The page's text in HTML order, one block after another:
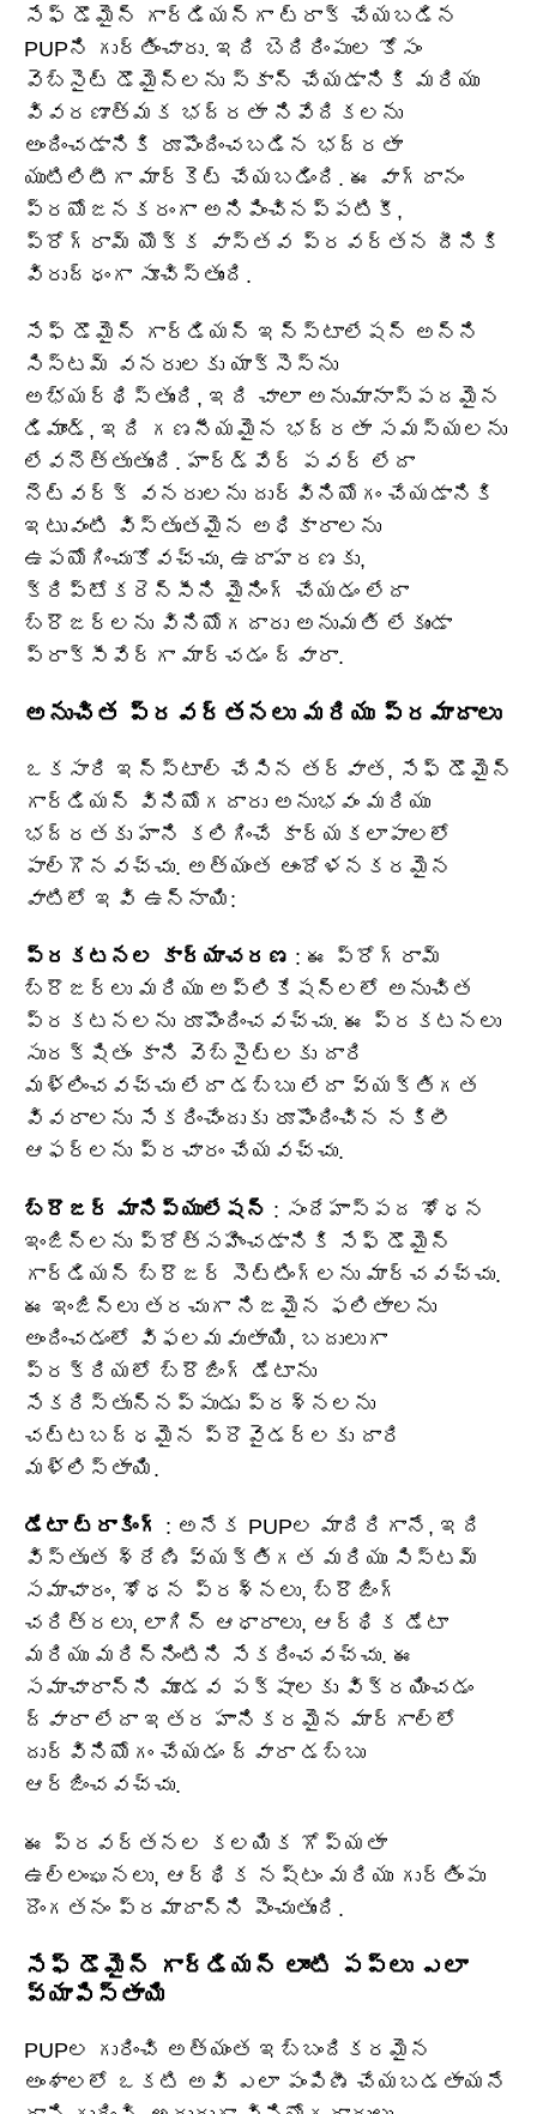
సేఫ్ డొమైన్ గార్డియన్‌గా ట్రాక్ చేయబడిన
PUPని గుర్తించారు. ఇది బెదిరింపుల కోసం
వెబ్‌సైట్ డొమైన్‌లను స్కాన్ చేయడానికి మరియు
వివరణాత్మక భద్రతా నివేదికలను
అందించడానికి రూపొందించబడిన భద్రతా
యుటిలిటీగా మార్కెట్ చేయబడింది. ఈ వాగ్దానం
ప్రయోజనకరంగా అనిపించినప్పటికీ,
ప్రోగ్రామ్ యొక్క వాస్తవ ప్రవర్తన దీనికి
విరుద్ధంగా సూచిస్తుంది.
సేఫ్ డొమైన్ గార్డియన్ ఇన్‌స్టాలేషన్ అన్ని
సిస్టమ్ వనరులకు యాక్సెస్‌ను
అభ్యర్థిస్తుంది, ఇది చాలా అనుమానాస్పదమైన
డిమాండ్, ఇది గణనీయమైన భద్రతా సమస్యలను
లేవనెత్తుతుంది. హార్డ్‌వేర్ పవర్ లేదా
నెట్‌వర్క్ వనరులను దుర్వినియోగం చేయడానికి
ఇటువంటి విస్తృతమైన అధికారాలను
ఉపయోగించుకోవచ్చు, ఉదాహరణకు,
క్రిప్టోకరెన్సీని మైనింగ్ చేయడం లేదా
బ్రౌజర్‌లను వినియోగదారు అనుమతి లేకుండా
ప్రాక్సీవేర్‌గా మార్చడం ద్వారా.
అనుచిత ప్రవర్తనలు మరియు ప్రమాదాలు
ఒకసారి ఇన్‌స్టాల్ చేసిన తర్వాత, సేఫ్ డొమైన్
గార్డియన్ వినియోగదారు అనుభవం మరియు
భద్రతకు హాని కలిగించే కార్యకలాపాలలో
పాల్గొనవచ్చు. అత్యంత ఆందోళనకరమైన
వాటిలో ఇవి ఉన్నాయి:
ప్రకటనల కార్యాచరణ : ఈ ప్రోగ్రామ్
బ్రౌజర్‌లు మరియు అప్లికేషన్‌లలో అనుచిత
ప్రకటనలను రూపొందించవచ్చు. ఈ ప్రకటనలు
సురక్షితం కాని వెబ్‌సైట్‌లకు దారి
మళ్లించవచ్చు లేదా డబ్బు లేదా వ్యక్తిగత
వివరాలను సేకరించేందుకు రూపొందించిన నకిలీ
ఆఫర్‌లను ప్రచారం చేయవచ్చు.
బ్రౌజర్ మానిప్యులేషన్ : సందేహాస్పద శోధన
ఇంజిన్‌లను ప్రోత్సహించడానికి సేఫ్ డొమైన్
గార్డియన్ బ్రౌజర్ సెట్టింగ్‌లను మార్చవచ్చు.
ఈ ఇంజిన్‌లు తరచుగా నిజమైన ఫలితాలను
అందించడంలో విఫలమవుతాయి, బదులుగా
ప్రక్రియలో బ్రౌజింగ్ డేటాను
సేకరిస్తున్నప్పుడు ప్రశ్నలను
చట్టబద్ధమైన ప్రొవైడర్‌లకు దారి
మళ్లిస్తాయి.
డేటా ట్రాకింగ్
: అనేక PUPల మాదిరిగానే, ఇది
విస్తృత శ్రేణి వ్యక్తిగత మరియు సిస్టమ్
సమాచారం, శోధన ప్రశ్నలు, బ్రౌజింగ్
చరిత్రలు, లాగిన్ ఆధారాలు, ఆర్థిక డేటా
మరియు మరిన్నింటిని సేకరించవచ్చు. ఈ
సమాచారాన్ని మూడవ పక్షాలకు విక్రయించడం
ద్వారా లేదా ఇతర హానికరమైన మార్గాల్లో
దుర్వినియోగం చేయడం ద్వారా డబ్బు
ఆర్జించవచ్చు.
ఈ ప్రవర్తనల కలయిక గోప్యతా
ఉల్లంఘనలు, ఆర్థిక నష్టం మరియు గుర్తింపు
దొంగతనం ప్రమాదాన్ని పెంచుతుంది.
సేఫ్ డొమైన్ గార్డియన్ లాంటి పప్‌లు ఎలా
వ్యాపిస్తాయి
PUPల గురించి అత్యంత ఇబ్బందికరమైన
అంశాలలో ఒకటి అవి ఎలా పంపిణీ చేయబడతాయనే